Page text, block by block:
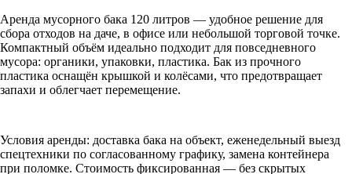
Аренда мусорного бака 120 литров — удобное решение для
сбора отходов на даче, в офисе или небольшой торговой точке.
Компактный объём идеально подходит для повседневного
мусора: органики, упаковки, пластика. Бак из прочного
пластика оснащён крышкой и колёсами, что предотвращает
запахи и облегчает перемещение.
Условия аренды: доставка бака на объект, еженедельный выезд
спецтехники по согласованному графику, замена контейнера
при поломке. Стоимость фиксированная — без скрытых